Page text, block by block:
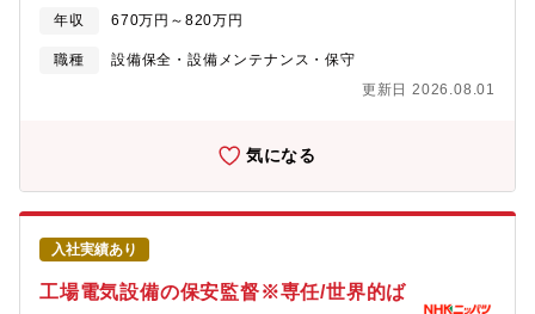
モノづくりとは違い、オーダーごとに組み立て方が異なります。
手順書ではなく図面を見て、自分たちで造る手順を試行錯誤しな
がら形にしていきます。・各工程1～2名の少人数で装置の組付や
質に強く影響します。・作業効率や精度を上げるための治具も必
務です。・ときには、開発や営業の部門とやり取りし、仕様や設
計の確認をしたり、より良い製品開発のためにフィードバックし
たりすることもあります。＜入社者の声＞前職は目の前の仕事に
追われ、とにかく納期通りに整備が終われば“良し”とする職場環境
で、改善活動まで手が回らないことにもどかしさがあり転職を考
えました。ディスコは改善活動を大事にしており、改善に時間を
かけられることや変化・挑戦に前向きな風土に魅力を感じまし
た。自分のやりたいことと、会社風土の一致が決め手です。【準
年収 670万円～820万円
職種
設備保全・設備メンテナンス・保守
更新日 2026.08.01
気になる
入社実績あり
工場電気設備の保安監督※専任/世界的ば